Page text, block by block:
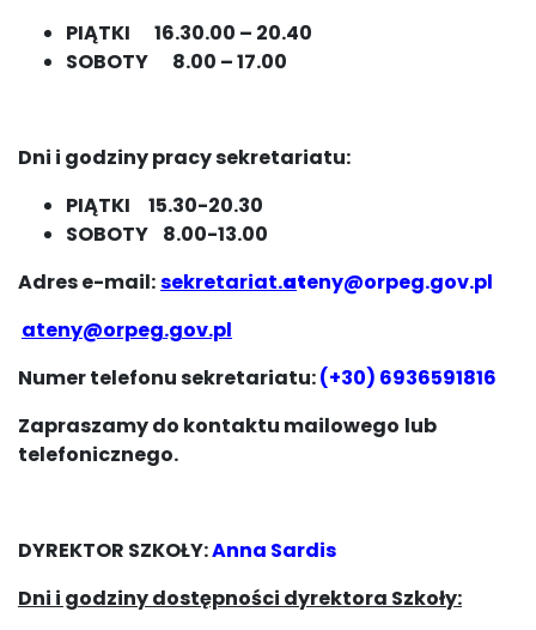
PIĄTKI
16.30.00 – 20.40
SOBOTY
8.00 – 17.00
Dni i godziny pracy sekretariatu:
PIĄTKI 15.30-20.30
SOBOTY 8.00-13.00
Adres e-mail:sekretariat.ateny@orpeg.gov.pl
ateny@orpeg.gov.pl
Numer telefonu sekretariatu:(+30) 6936591816
Zapraszamy do kontaktu mailowego lub
telefonicznego.
DYREKTOR SZKOŁY:Anna Sardis
Dni i godziny dostępności dyrektora Szkoły: